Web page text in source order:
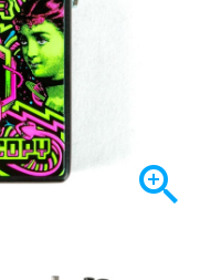
